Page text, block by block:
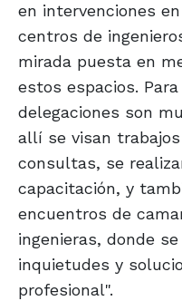
en intervenciones
centros de
mirada puesta en
estos espacios.
delegaciones son
allí se visan
consultas, se
capacitación, y
encuentros de
ingenieras, donde
inquietudes y
profesional".